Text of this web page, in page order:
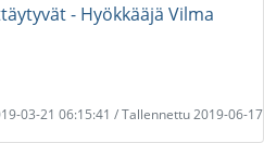
- Hyökkääjä Vilma
03-21 06:15:41 / Tallennettu 2019-06-17